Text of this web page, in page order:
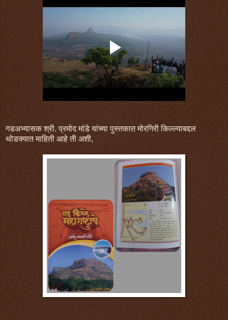
गडअभ्यासक श्री. प्रमोद मांडे यांच्या पुस्तकात मोरगिरी किल्ल्याबद्दल
थोडक्यात माहिती आहे ती अशी,